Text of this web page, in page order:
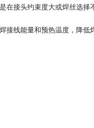
在接头约束度大或焊丝选择
接线能量和预热温度，降低